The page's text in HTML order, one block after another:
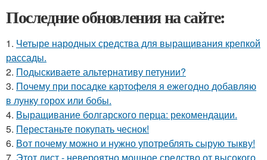
Последние обновления на сайте:
1. Четыре народных средства для выращивания крепкой
рассады.
2. Подыскиваете альтернативу петунии?
3. Почему при посадке картофеля я ежегодно добавляю
в лунку горох или бобы.
4. Выращивание болгарского перца: рекомендации.
5. Перестаньте покупать чеснок!
6. Вот почему можно и нужно употреблять сырую тыкву!
7. Этот лист - невероятно мощное средство от высокого